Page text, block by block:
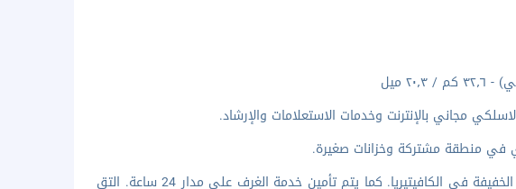
مجاني بالإنترنت وخدمات الاستعلامات والإرشاد.
في منطقة مشتركة وخزانات صغيرة.
استمتع بوجبة في مطعم سفينة رحلات أو بتناول المأكولات الخفيفة في الكافيتيريا. كما يتم تأمين خدمة الغرف على مدار 24 ساعة. التقِ